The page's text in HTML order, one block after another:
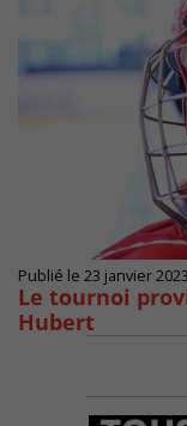
Publié le 23 janvier
Le tournoi
Hubert